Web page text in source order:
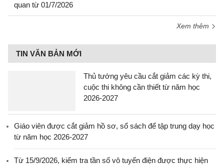
quan từ 01/7/2026
Xem thêm
TIN VĂN BẢN MỚI
Thủ tướng yêu cầu cắt giảm các kỳ thi,
cuộc thi không cần thiết từ năm học
2026-2027
Giáo viên được cắt giảm hồ sơ, sổ sách để tập trung dạy học
từ năm học 2026-2027
Từ 15/9/2026, kiểm tra tần số vô tuyến điện được thực hiện